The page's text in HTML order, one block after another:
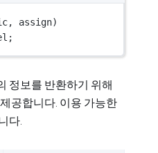
assign)
정보를 반환하기 위해
공합니다. 이용 가능한
다.